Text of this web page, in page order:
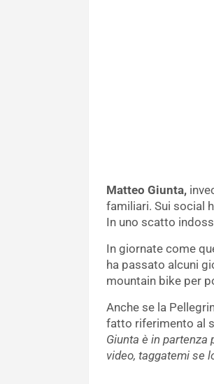
Matteo Giunta,
familiari. Sui social
In uno scatto
In giornate come
ha passato alcuni
mountain bike per
Anche se la
fatto riferimento al
Giunta è in partenza
video, taggatemi se